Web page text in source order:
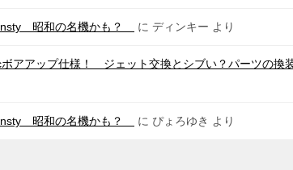
昭和の名機かも？ に ディンキー より
アアップ仕様！ ジェット交換とシブい？パーツの換
昭和の名機かも？ に ぴょろゆき より